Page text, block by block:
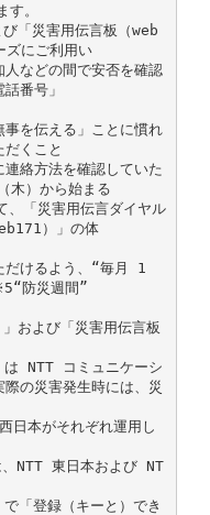
。
「災害用伝言板（web
ズにご利用い
などの間で安否を確認
番号」
を伝える」ことに慣れ
くこと
絡方法を確認していた
）から始まる
、「災害用伝言ダイヤル
）」の体
だけるよう、“毎月 1
防災週間”
および「災害用伝言板
NTT コミュニケーシ
の災害発生時には、災
日本がそれぞれ運用し
NTT 東日本および NT
「登録（キーと）でき